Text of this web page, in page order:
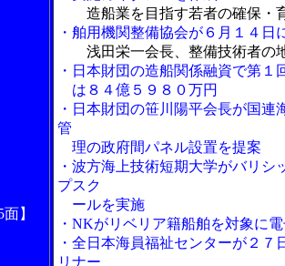
】
造船業を目指す若者の確保・
・舶用機関整備協会が６月１４日
浅田栄一会長、整備技術者の
・日本財団の造船関係融資で第１
は８４億５９８０万円
・日本財団の笹川陽平会長が国連
管
理の政府間パネル設置を提案
・波方海上技術短期大学がバリシ
プスク
ールを実施
・NKがリベリア籍船舶を対象に
・全日本海員福祉センターが２７
リナー